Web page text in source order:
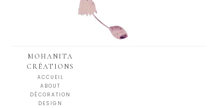
MOHANITA
CRÉATIONS
ACCUEIL
ABOUT
DÉCORATION
DESIGN